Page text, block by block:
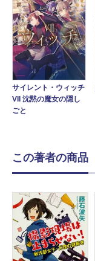
サイレント・ウィッチ
VII 沈黙の魔女の隠し
ごと
この著者の商品